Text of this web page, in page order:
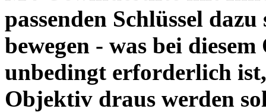
passenden Schlüssel
bewegen - was bei
unbedingt erforderlich
Objektiv draus